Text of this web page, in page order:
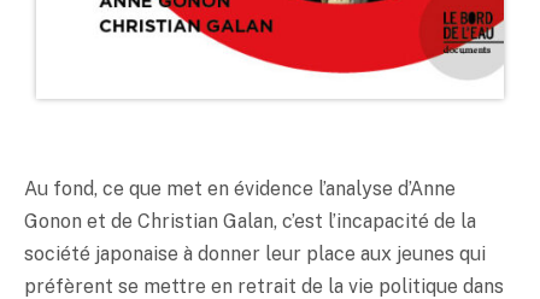
Au fond, ce que met en évidence l’analyse d’Anne
Gonon et de Christian Galan, c’est l’incapacité de la
société japonaise à donner leur place aux jeunes qui
préfèrent se mettre en retrait de la vie politique dans